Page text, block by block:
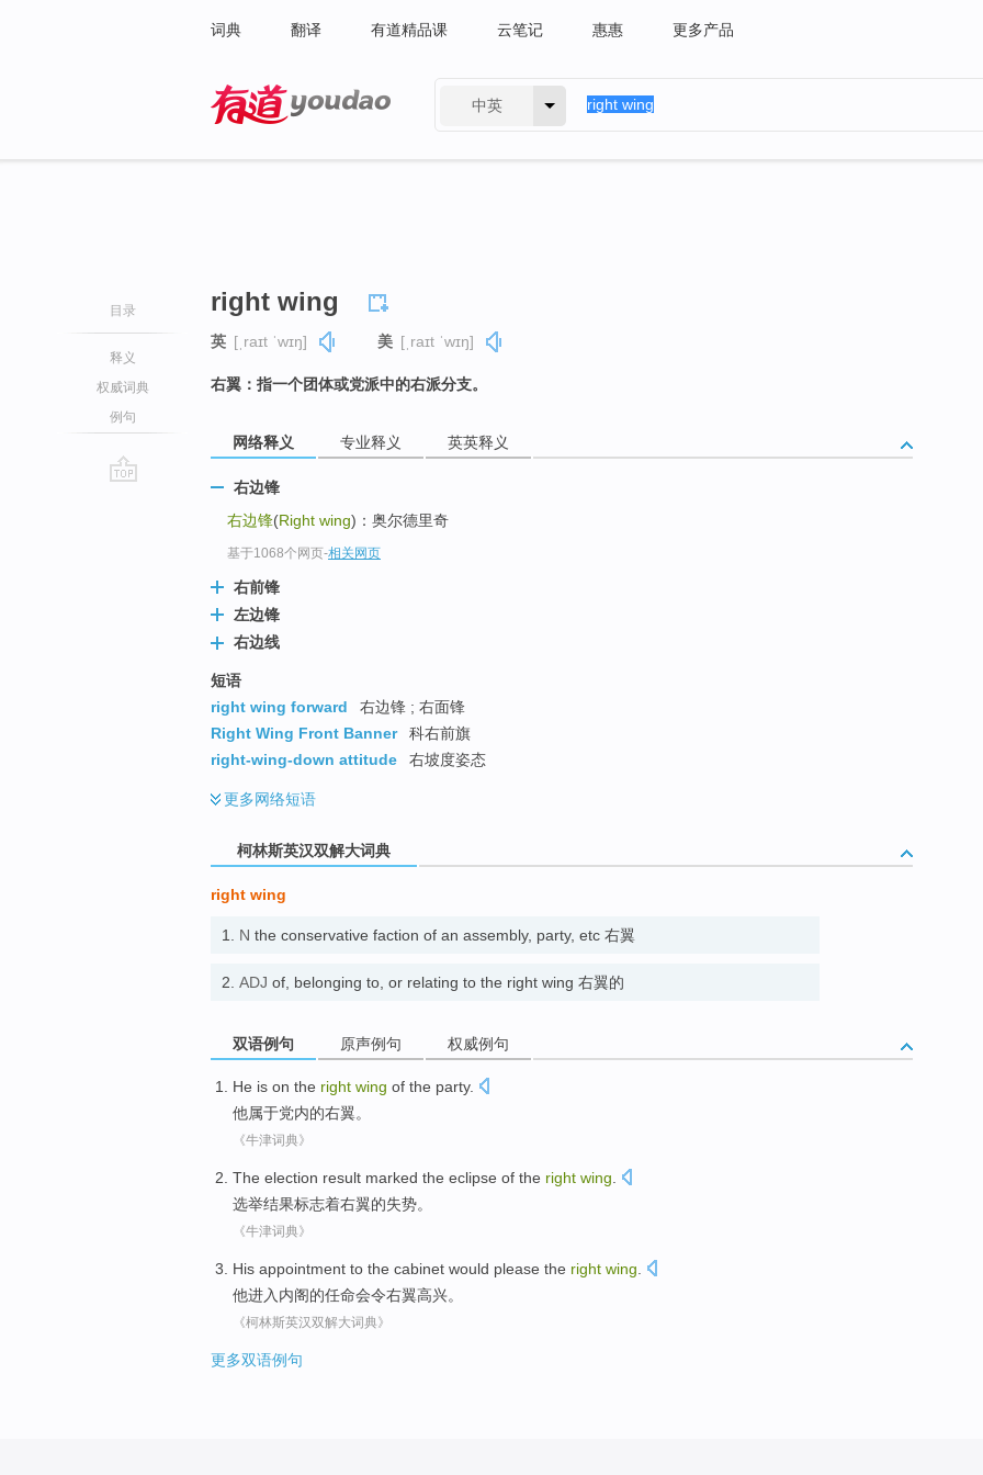
词典 翻译 有道精品课 云笔记 惠惠 更多产品
中英
目录
释义
权威词典
例句
right wing
英 [ˌraɪt ˈwɪŋ] 美 [ˌraɪt ˈwɪŋ]
右翼：指一个团体或党派中的右派分支。
网络释义 专业释义 英英释义
右边锋
右边锋(Right wing)：奥尔德里奇
基于1068个网页-相关网页
右前锋
左边锋
右边线
短语
right wing forward
右边锋 ; 右面锋
Right Wing Front Banner
科右前旗
right-wing-down attitude
右坡度姿态
更多网络短语
柯林斯英汉双解大词典
right wing
1. N the conservative faction of an assembly, party, etc 右翼
2. ADJ of, belonging to, or relating to the right wing 右翼的
双语例句 原声例句 权威例句
He is on the right wing of the party.
他属于党内的右翼。
《牛津词典》
The election result marked the eclipse of the right wing
选举结果标志着右翼的失势。
《牛津词典》
His appointment to the cabinet would please the right wing
他进入内阁的任命会令右翼高兴。
《柯林斯英汉双解大词典》
更多双语例句